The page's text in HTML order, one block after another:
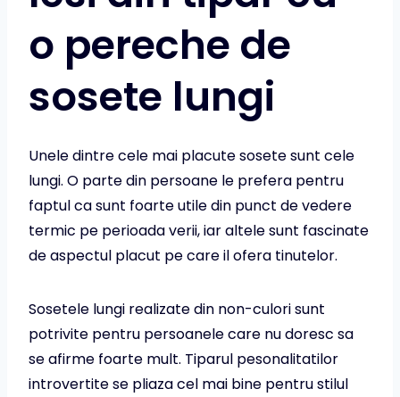
o pereche de
sosete lungi
Unele dintre cele mai placute sosete sunt cele
lungi. O parte din persoane le prefera pentru
faptul ca sunt foarte utile din punct de vedere
termic pe perioada verii, iar altele sunt fascinate
de aspectul placut pe care il ofera tinutelor.
Sosetele lungi realizate din non-culori sunt
potrivite pentru persoanele care nu doresc sa
se afirme foarte mult. Tiparul pesonalitatilor
introvertite se pliaza cel mai bine pentru stilul